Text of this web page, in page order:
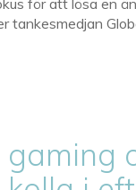
för att lösa en
tankesmedjan
gaming